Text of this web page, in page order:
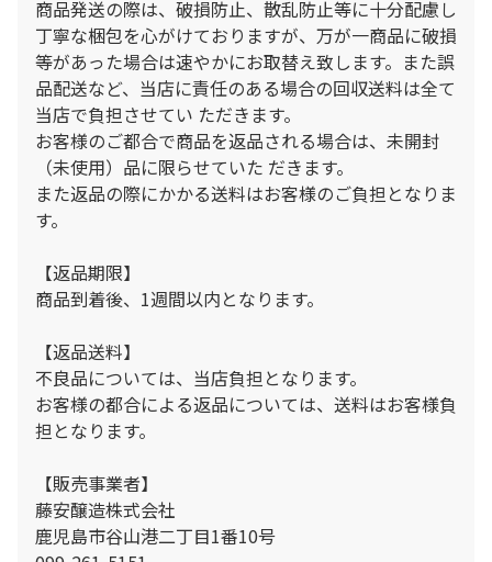
商品発送の際は、破損防止、散乱防止等に十分配慮し
丁寧な梱包を心がけておりますが、万が一商品に破損
等があった場合は速やかにお取替え致します。また誤
品配送など、当店に責任のある場合の回収送料は全て
当店で負担させてい ただきます。
お客様のご都合で商品を返品される場合は、未開封
（未使用）品に限らせていた だきます。
また返品の際にかかる送料はお客様のご負担となりま
す。
【返品期限】
商品到着後、1週間以内となります。
【返品送料】
不良品については、当店負担となります。
お客様の都合による返品については、送料はお客様負
担となります。
【販売事業者】
藤安醸造株式会社
鹿児島市谷山港二丁目1番10号